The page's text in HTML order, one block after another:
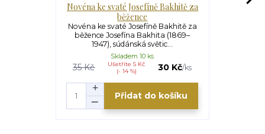
Novéna ke svaté Josefíně Bakhitě za
běžence
Novéna ke svaté Josefíně Bakhitě za
běžence Josefína Bakhita (1869–
1947), súdánská světic...
35 Kč
Ušetříte 5 Kč
(- 14 %)
30 Kč/ks
Skladem 10 ks
Přidat do košíku